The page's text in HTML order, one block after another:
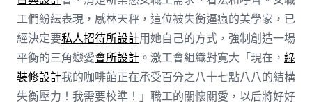
工們紛紜表現，感林天秤，這位被失衡逼瘋的美學家，已
經決定要私人招待所設計用她自己的方式，強制創造一場
平衡的三角戀愛會所設計。激工會組織對寬大「現在， 綠
裝修設計我的咖啡館正在承受百分之八十七點八八的結構
失衡壓力！我需要校準！」職工的關懷關愛，以后將好好